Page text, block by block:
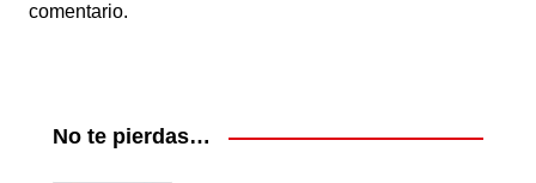
comentario.
No te pierdas…